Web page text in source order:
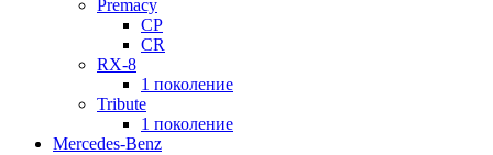
Premacy
CP
CR
RX-8
1 поколение
Tribute
1 поколение
Mercedes-Benz